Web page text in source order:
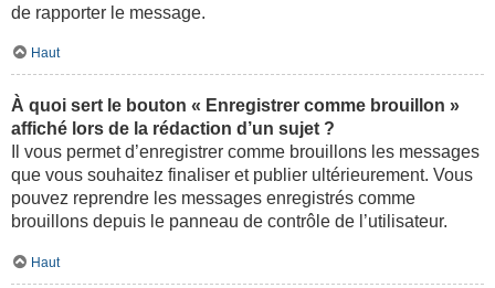
de rapporter le message.
Haut
À quoi sert le bouton « Enregistrer comme brouillon »
affiché lors de la rédaction d’un sujet ?
Il vous permet d’enregistrer comme brouillons les messages
que vous souhaitez finaliser et publier ultérieurement. Vous
pouvez reprendre les messages enregistrés comme
brouillons depuis le panneau de contrôle de l’utilisateur.
Haut